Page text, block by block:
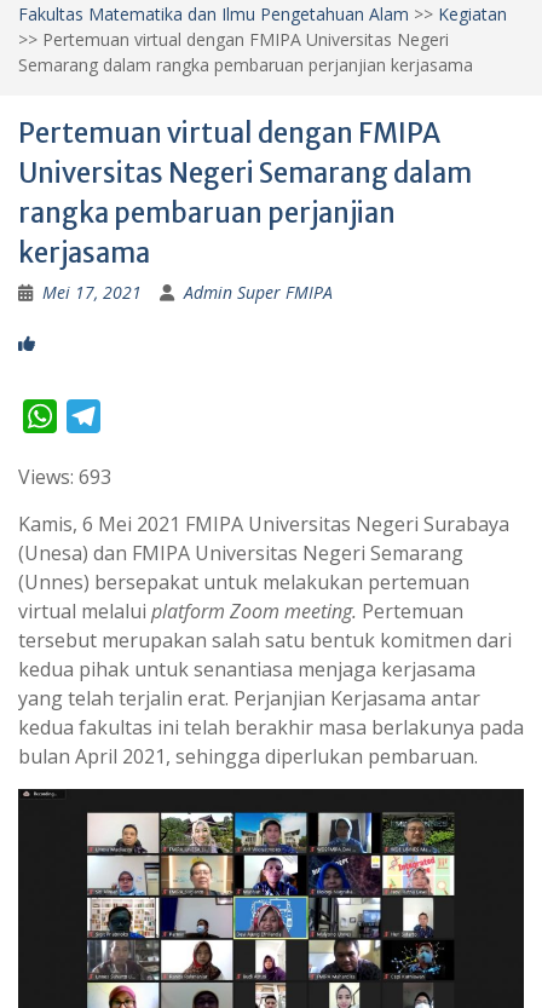
Fakultas Matematika dan Ilmu Pengetahuan Alam >> Kegiatan
>> Pertemuan virtual dengan FMIPA Universitas Negeri
Semarang dalam rangka pembaruan perjanjian kerjasama
Pertemuan virtual dengan FMIPA
Universitas Negeri Semarang dalam
rangka pembaruan perjanjian
kerjasama
Mei 17, 2021 Admin Super FMIPA
W
a
t
s
A
p
p
l
e
g
r
a
m
Views: 693
Kamis, 6 Mei 2021 FMIPA Universitas Negeri Surabaya
(Unesa) dan FMIPA Universitas Negeri Semarang
(Unnes) bersepakat untuk melakukan pertemuan
virtual melalui platform Zoom meeting. Pertemuan
tersebut merupakan salah satu bentuk komitmen dari
kedua pihak untuk senantiasa menjaga kerjasama
yang telah terjalin erat. Perjanjian Kerjasama antar
kedua fakultas ini telah berakhir masa berlakunya pada
bulan April 2021, sehingga diperlukan pembaruan.